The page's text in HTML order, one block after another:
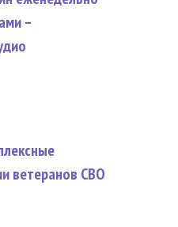
–
ветеранов СВО